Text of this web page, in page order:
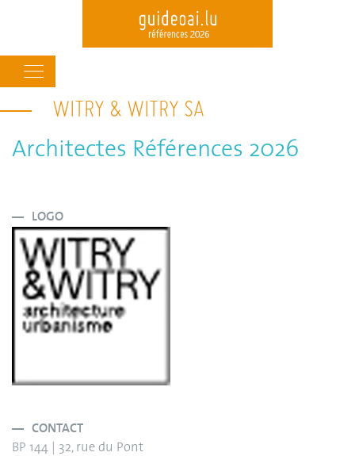
Skip
content
navigation
WITRY & WITRY SA
Architectes Références 2026
LOGO
CONTACT
BP 144 | 32, rue du Pont